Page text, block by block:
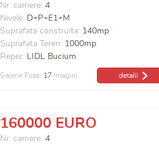
Nr. camere: 4
Nivele: D+P+E1+M
Suprafata construita: 140mp
Suprafata Teren: 1000mp
Reper: LIDL Bucium
Galerie Foto: 17 imagini detalii
160000 EURO
Nr. camere: 4